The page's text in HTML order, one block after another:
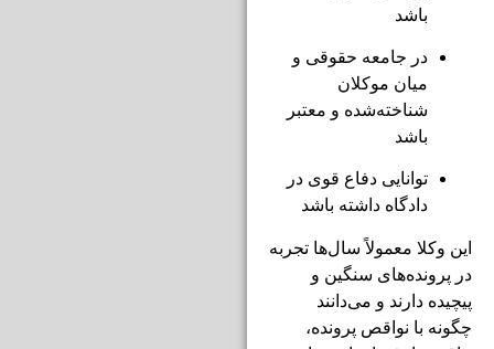
باشد
در جامعه حقوقی و
میان موکلان
شناخته‌شده و معتبر
باشد
توانایی دفاع قوی در
دادگاه داشته باشد
این وکلا معمولاً سال‌ها تجربه
در پرونده‌های سنگین و
پیچیده دارند و می‌دانند
چگونه با نواقص پرونده،